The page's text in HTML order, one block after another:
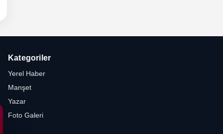
Kategoriler
Yerel Haber
Manşet
Yazar
Foto Galeri